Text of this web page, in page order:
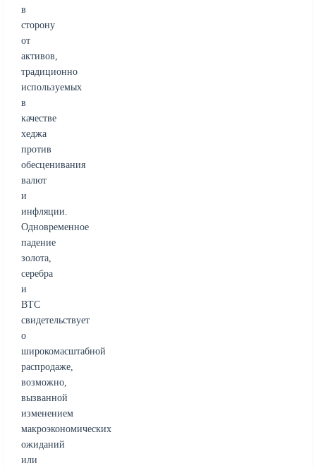
в
сторону
от
активов,
традиционно
используемых
в
качестве
хеджа
против
обесценивания
валют
и
инфляции.
Одновременное
падение
золота,
серебра
и
BTC
свидетельствует
о
широкомасштабной
распродаже,
возможно,
вызванной
изменением
макроэкономических
ожиданий
или